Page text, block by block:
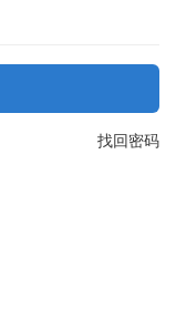
找回密码